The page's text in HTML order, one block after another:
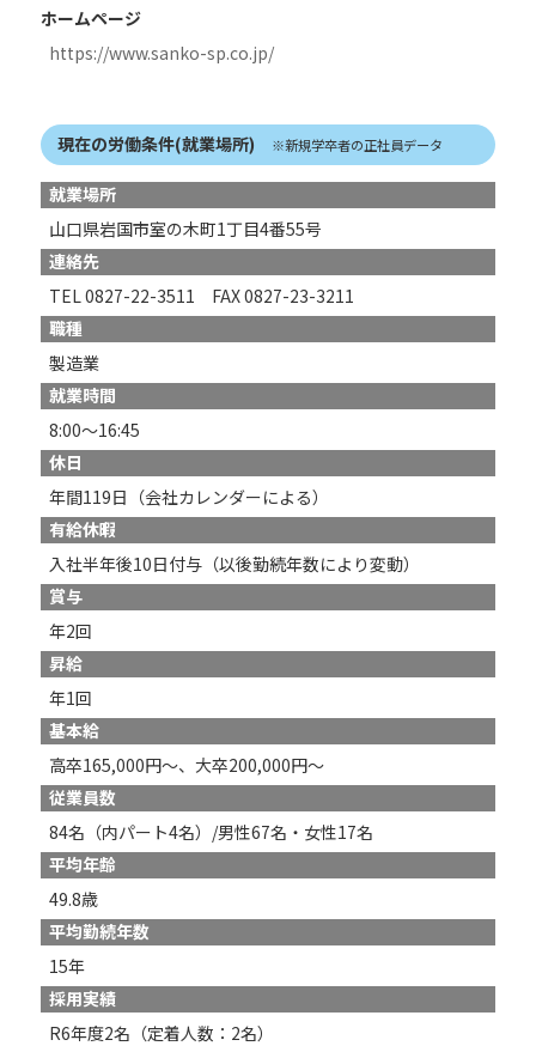
ホームページ
https://www.sanko-sp.co.jp/
現在の労働条件(就業場所) ※新規学卒者の正社員データ
就業場所
山口県岩国市室の木町1丁目4番55号
連絡先
TEL 0827-22-3511 FAX 0827-23-3211
職種
製造業
就業時間
8:00～16:45
休日
年間119日（会社カレンダーによる）
有給休暇
入社半年後10日付与（以後勤続年数により変動）
賞与
年2回
昇給
年1回
基本給
高卒165,000円～、大卒200,000円～
従業員数
84名（内パート4名）/男性67名・女性17名
平均年齢
49.8歳
平均勤続年数
15年
採用実績
R6年度2名（定着人数：2名）